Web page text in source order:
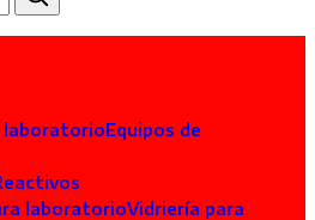
Equipos de
Vidriería para